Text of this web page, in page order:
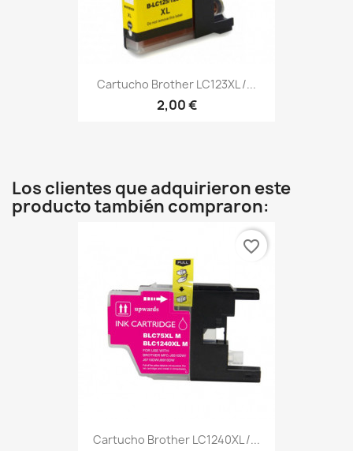
Cartucho Brother LC123XL /...
2,00 €
Los clientes que adquirieron este
producto también compraron:
Cartucho Brother LC1240XL /...
favorite_border